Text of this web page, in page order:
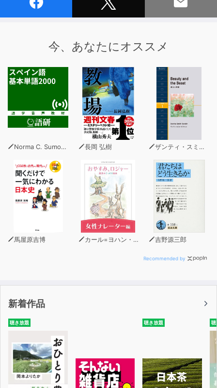
アパートで親子が惨殺されるという事件が勃発した。警察
が解けない難事件に挑む。
３．黒猫 44分
短編怪奇小説。可愛がっていた黒猫を発作的に殺してしま
ったことから、主人公の男は…。
旧友であるロデリック・アッシャーから不可思議な手紙を
受け取ったことから奇怪な現象を経験する
５．ウィリアム・ウィルスン 90分
世界初の二重人格を恐ろしく書いた小説。後世に多大なる
影響を及ぼした作品。
19世紀初めのスペイン。「もっともいまわしい精神的の
数学と心理を駆使して謎を解く鮮やかなステリー。1843
年6月に発表された史上初の暗号小説。
８．十三時 33分
エドガー・アラン・ポーのなんとも異様で滑稽な作品。森
鴎外の翻訳でお楽しみください。
今、あなたにオススメ
Norma C. Sumomo 長岡 弘樹 ザンティ・スミス・セラフィン
馬屋原吉博 カール=ヨハン・エリーン 吉野源三郎
Recommended by
新着作品
聴き放題 聴き放題 聴